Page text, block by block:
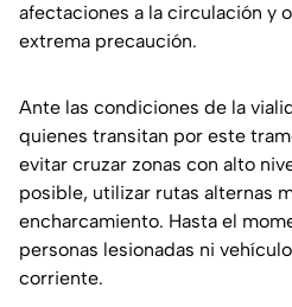
afectaciones a la circulación y
extrema precaución.
Ante las condiciones de la
quienes transitan por este
evitar cruzar zonas con alto
posible, utilizar rutas alternas
encharcamiento. Hasta el
personas lesionadas ni
corriente.